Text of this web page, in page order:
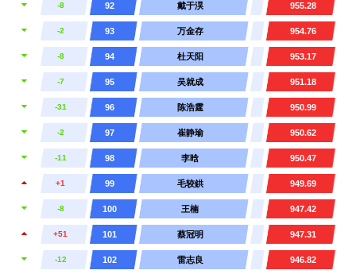
-8 92 戴于淏 955.28
-2 93 万金存 954.76
-8 94 杜天阳 953.17
-7 95 吴就成 951.18
-31 96 陈浩霆 950.99
-2 97 崔静瑜 950.62
-11 98 李晗 950.47
+1 99 毛较鉷 949.69
-8 100 王楠 947.42
+51 101 蔡冠明 947.31
-12 102 雷志良 946.82